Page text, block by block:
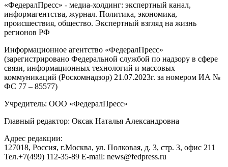
«ФедералПресс» - медиа-холдинг: экспертный канал,
информагентства, журнал. Политика, экономика,
происшествия, общество. Экспертный взгляд на жизнь
регионов РФ
Информационное агентство «ФедералПресс»
(зарегистрировано Федеральной службой по надзору в сфере
связи, информационных технологий и массовых
коммуникаций (Роскомнадзор) 21.07.2023г. за номером ИА №
ФС 77 – 85577)
Учредитель: ООО «ФедералПресс»
Главный редактор: Оксак Наталья Александровна
Адрес редакции:
127018, Россия, г.Москва, ул. Полковая, д. 3, стр. 3, офис 211
Тел.+7(499) 112-35-89 E-mail: news@fedpress.ru